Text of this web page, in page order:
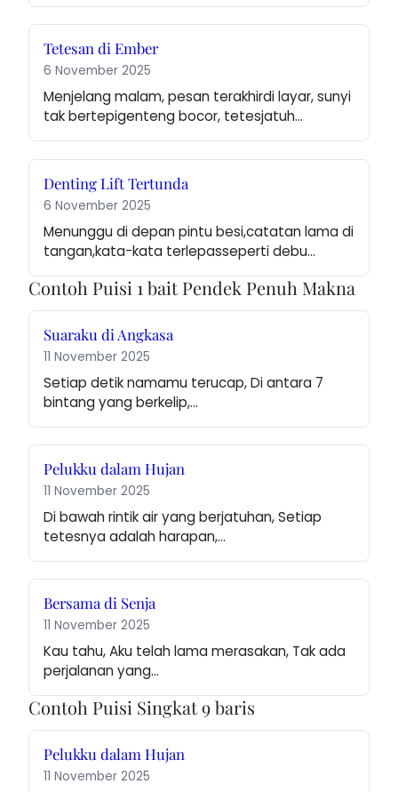
Tetesan di Ember
6 November 2025
Menjelang malam, pesan terakhirdi layar, sunyi
tak bertepigenteng bocor, tetesjatuh…
Denting Lift Tertunda
6 November 2025
Menunggu di depan pintu besi,catatan lama di
tangan,kata-kata terlepasseperti debu…
Contoh Puisi 1 bait Pendek Penuh Makna
Suaraku di Angkasa
11 November 2025
Setiap detik namamu terucap, Di antara 7
bintang yang berkelip,…
Pelukku dalam Hujan
11 November 2025
Di bawah rintik air yang berjatuhan, Setiap
tetesnya adalah harapan,…
Bersama di Senja
11 November 2025
Kau tahu, Aku telah lama merasakan, Tak ada
perjalanan yang…
Contoh Puisi Singkat 9 baris
Pelukku dalam Hujan
11 November 2025